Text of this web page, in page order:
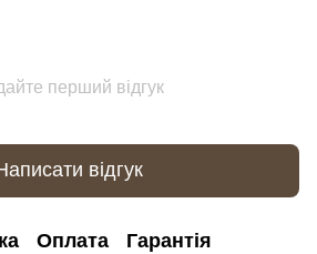
перший відгук
відгук
Оплата Гарантія